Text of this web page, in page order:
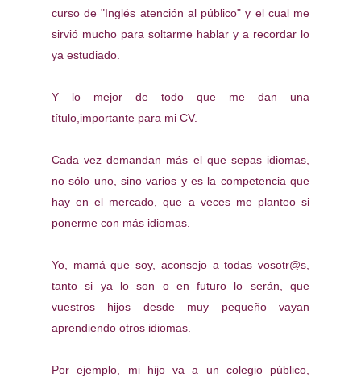
curso de "Inglés atención al público" y el cual me
sirvió mucho para soltarme hablar y a recordar lo
ya estudiado.
Y lo mejor de todo que me dan una
título,importante para mi CV.
Cada vez demandan más el que sepas idiomas,
no sólo uno, sino varios y es la competencia que
hay en el mercado, que a veces me planteo si
ponerme con más idiomas.
Yo, mamá que soy, aconsejo a todas vosotr@s,
tanto si ya lo son o en futuro lo serán, que
vuestros hijos desde muy pequeño vayan
aprendiendo otros idiomas.
Por ejemplo, mi hijo va a un colegio público,